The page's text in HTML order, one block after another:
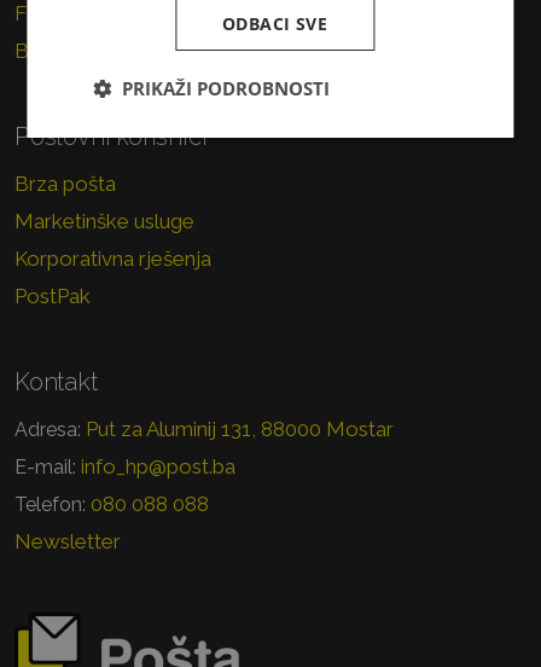
Financijske usluge
Brzojav
Poslovni korisnici
Brza pošta
Marketinške usluge
Korporativna rješenja
PostPak
Kontakt
Adresa: Put za Aluminij 131, 88000 Mostar
E-mail: info_hp@post.ba
Telefon: 080 088 088
Newsletter
ODBACI SVE
PRIKAŽI PODROBNOSTI